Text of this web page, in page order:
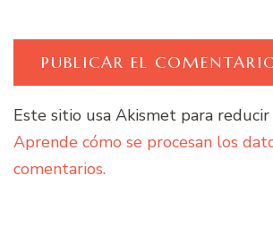
Este sitio usa Akismet para reducir
Aprende cómo se procesan los
comentarios.